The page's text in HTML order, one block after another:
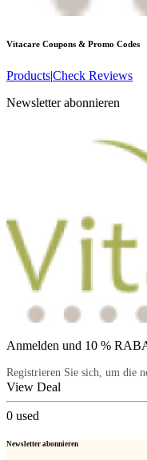
Vitacare Coupons & Promo Codes
Products|Check Reviews
Newsletter abonnieren
Anmelden und 10 %
Registrieren Sie sich, um die
View Deal
0 used
Newsletter abonnieren